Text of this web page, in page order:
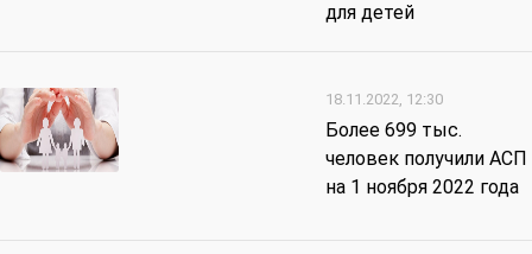
для детей
18.11.2022, 12:30
Более 699 тыс.
человек получили АСП
на 1 ноября 2022 года